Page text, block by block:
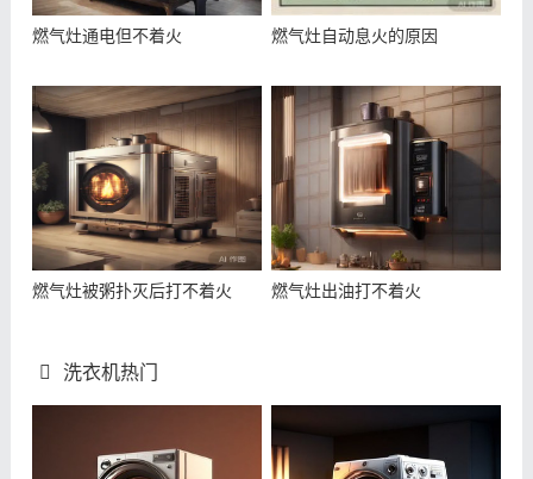
燃气灶通电但不着火 燃气灶自动息火的原因
燃气灶被粥扑灭后打不着火 燃气灶出油打不着火
洗衣机热门